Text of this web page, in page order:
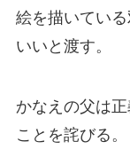
絵を描いてい
いいと渡す。
かなえの父は
ことを詫びる。